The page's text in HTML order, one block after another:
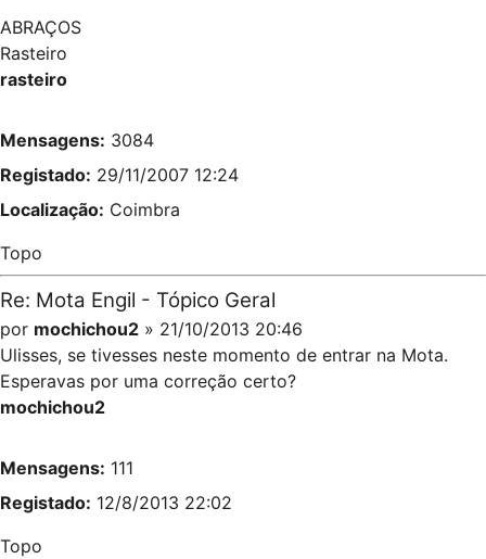
ABRAÇOS
Rasteiro
rasteiro
Mensagens: 3084
Registado: 29/11/2007 12:24
Localização: Coimbra
Topo
Re: Mota Engil - Tópico Geral
por mochichou2 » 21/10/2013 20:46
Ulisses, se tivesses neste momento de entrar na Mota.
Esperavas por uma correção certo?
mochichou2
Mensagens: 111
Registado: 12/8/2013 22:02
Topo